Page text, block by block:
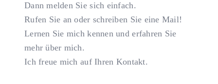
Dann melden Sie sich einfach.
Rufen Sie an oder schreiben Sie eine Mail!
Lernen Sie mich kennen und erfahren Sie
mehr über mich.
Ich freue mich auf Ihren Kontakt.